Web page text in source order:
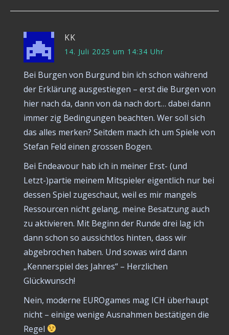
KK
14. Juli 2025 um 14:34 Uhr
Bei Burgen von Burgund bin ich schon während
der Erklärung ausgestiegen – erst die Burgen von
hier nach da, dann von da nach dort… dabei dann
immer zig Bedingungen beachten. Wer soll sich
das alles merken? Seitdem mach ich um Spiele von
Stefan Feld einen grossen Bogen.
Bei Endeavour hab ich in meiner Erst- (und
Letzt-)partie meinem Mitspieler eigentlich nur bei
dessen Spiel zugeschaut, weil es mir mangels
Ressourcen nicht gelang, meine Besatzung auch
zu aktivieren. Mit Beginn der Runde drei lag ich
dann schon so aussichtlos hinten, dass wir
abgebrochen haben. Und sowas wird dann
„Kennerspiel des Jahres“ – Herzlichen
Glückwunsch!
Nein, moderne EUROgames mag ICH überhaupt
nicht – einige wenige Ausnahmen bestätigen die
Regel